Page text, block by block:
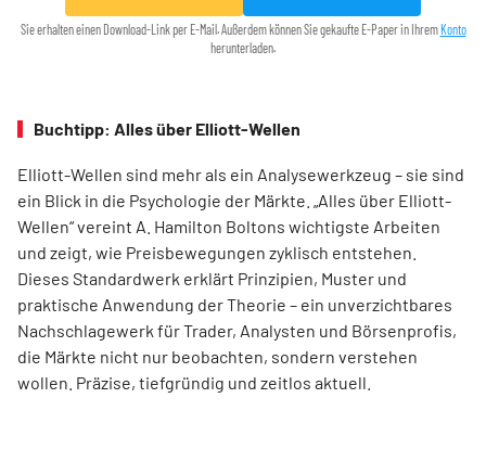
Sie erhalten einen Download-Link per E-Mail. Außerdem können Sie gekaufte E-Paper in IhremKonto
herunterladen.
Buchtipp: Alles über Elliott-Wellen
Elliott-Wellen sind mehr als ein Analysewerkzeug – sie sind
ein Blick in die Psychologie der Märkte. „Alles über Elliott-
Wellen“ vereint A. Hamilton Boltons wichtigste Arbeiten
und zeigt, wie Preisbewegungen zyklisch entstehen.
Dieses Standardwerk erklärt Prinzipien, Muster und
praktische Anwendung der Theorie – ein unverzichtbares
Nachschlagewerk für Trader, Analysten und Börsenprofis,
die Märkte nicht nur beobachten, sondern verstehen
wollen. Präzise, tiefgründig und zeitlos aktuell.